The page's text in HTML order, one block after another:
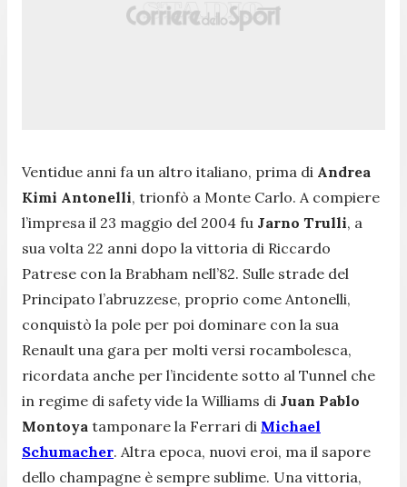
Ventidue anni fa un altro italiano, prima di Andrea
Kimi Antonelli, trionfò a Monte Carlo. A compiere
l’impresa il 23 maggio del 2004 fu Jarno Trulli, a
sua volta 22 anni dopo la vittoria di Riccardo
Patrese con la Brabham nell’82. Sulle strade del
Principato l’abruzzese, proprio come Antonelli,
conquistò la pole per poi dominare con la sua
Renault una gara per molti versi rocambolesca,
ricordata anche per l’incidente sotto al Tunnel che
in regime di safety vide la Williams di Juan Pablo
Montoya tamponare la Ferrari di Michael
Schumacher. Altra epoca, nuovi eroi, ma il sapore
dello champagne è sempre sublime. Una vittoria,